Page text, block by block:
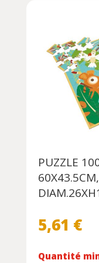
PUZZLE
5,61 €
Quantité